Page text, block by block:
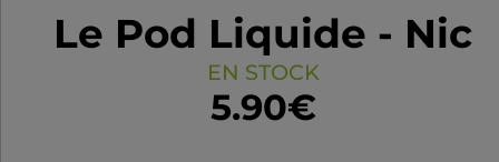
Le Pod Liquide - Nic
Salt
EN STOCK
5.90€